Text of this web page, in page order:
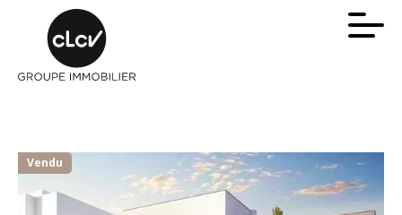
Vendu